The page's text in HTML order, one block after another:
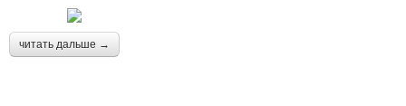
читать дальше →